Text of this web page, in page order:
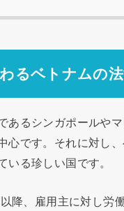
るベトナムの
あるシンガポールや
心です。それに対し
いる珍しい国です。
降、雇用主に対し労